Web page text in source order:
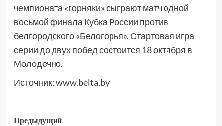
чемпионата «горняки» сыграют матч одной
восьмой финала Кубка России против
белгородского «Белогорья». Стартовая игра
серии до двух побед состоится 18 октября в
Молодечно.
Источник:www.belta.by
Предыдущий